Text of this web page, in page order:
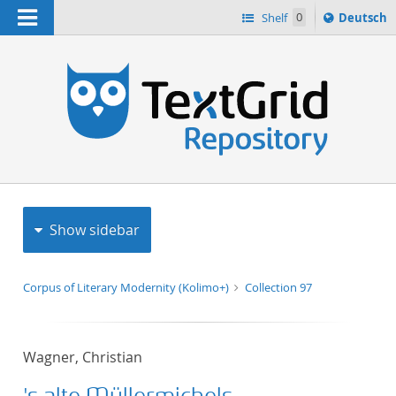
Navigation Shelf 0
Sprache
ï¿½ndern
Deutsch
Show sidebar
Corpus of Literary Modernity (Kolimo+) Collection 97
Wagner, Christian